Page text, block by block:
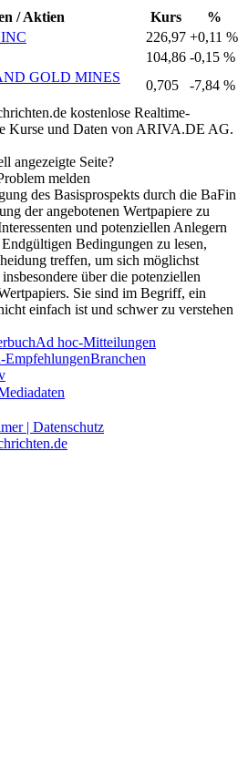
/ Aktien Kurs
%
226,97 +0,11 %
104,86 -0,15 %
GOLD MINES
0,705
-7,84 %
kostenlose Realtime-
Kurse und Daten von ARIVA.DE AG.
angezeigte Seite?
melden
des Basisprospekts durch die BaFin
der angebotenen Wertpapiere zu
und potenziellen Anlegern
Bedingungen zu lesen,
treffen, um sich möglichst
über die potenziellen
Sie sind im Begriff, ein
einfach ist und schwer zu verstehen
Ad hoc-Mitteilungen
EmpfehlungenBranchen
| Datenschutz